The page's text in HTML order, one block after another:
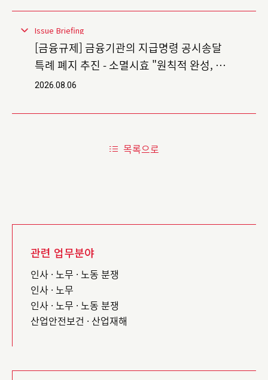
Issue Briefing
[금융규제] 금융기관의 지급명령 공시송달
특례 폐지 추진 - 소멸시효 "원칙적 완성, 예
외적 연장"
2026.08.06
목록으로
관련 업무분야
인사 · 노무 · 노동 분쟁
인사 · 노무
인사 · 노무 · 노동 분쟁
산업안전보건 · 산업재해